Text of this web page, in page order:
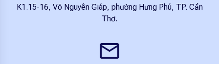
K1.15-16, Võ Nguyên Giáp, phường Hưng Phú, TP. Cần
Thơ.